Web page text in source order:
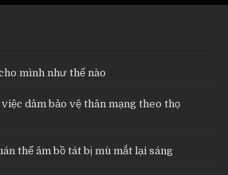
mình như thế nào
dâm bảo vệ thân mạng theo thọ
thế âm bồ tát bị mù mắt lại sáng